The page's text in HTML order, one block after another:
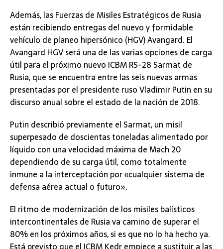
Además, las Fuerzas de Misiles Estratégicos de Rusia
están recibiendo entregas del nuevo y formidable
vehículo de planeo hipersónico (HGV) Avangard. El
Avangard HGV será una de las varias opciones de carga
útil para el próximo nuevo ICBM RS-28 Sarmat de
Rusia, que se encuentra entre las seis nuevas armas
presentadas por el presidente ruso Vladimir Putin en su
discurso anual sobre el estado de la nación de 2018.
Putin describió previamente el Sarmat, un misil
superpesado de doscientas toneladas alimentado por
líquido con una velocidad máxima de Mach 20
dependiendo de su carga útil, como totalmente
inmune a la interceptación por «cualquier sistema de
defensa aérea actual o futuro».
El ritmo de modernización de los misiles balísticos
intercontinentales de Rusia va camino de superar el
80% en los próximos años, si es que no lo ha hecho ya.